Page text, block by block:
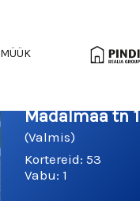
MÜÜK
Madalmaa tn 1
(Valmis)
Kortereid: 53
Vabu: 1